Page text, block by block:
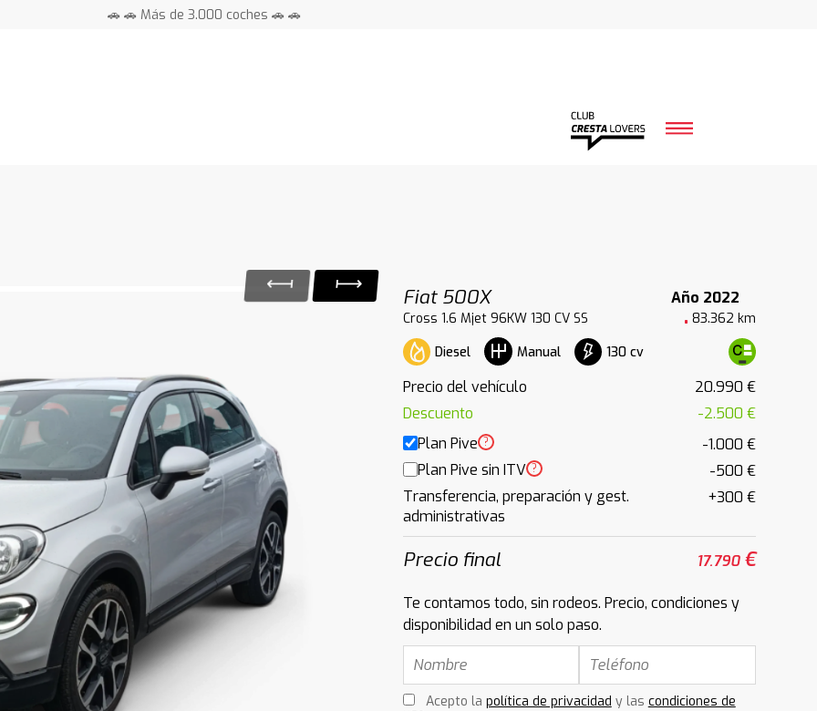
🚗 🚗 Más de 3.000 coches 🚗 🚗
Fiat 500X
Año 2022
Cross 1.6 Mjet 96KW 130 CV SS
83.362 km
Diesel
Manual 130 cv
Precio del vehículo
20.990 €
Descuento
-2.500 €
Plan Pive ?
-1.000 €
Plan Pive sin ITV ?
-500 €
Transferencia, preparación y gest.
administrativas
+300 €
Precio final 17.790€
Te contamos todo, sin rodeos. Precio, condiciones y
disponibilidad en un solo paso.
Acepto la política de privacidad y las condiciones de